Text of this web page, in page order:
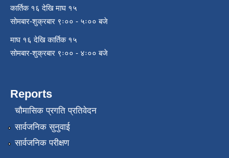
कार्तिक १६ देखि माघ १५
सोमबार-शुक्रबार ९ः०० - ५ः०० बजे
माघ १६ देखि कार्तिक १५
सोमबार-शुक्रबार ९ः०० - ४ः०० बजे
Reports
चौमासिक प्रगति प्रतिवेदन
सार्वजनिक सुनुवाई
सार्वजनिक परीक्षण